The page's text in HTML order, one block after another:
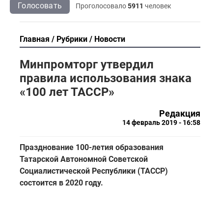
Голосовать Проголосовало5911 человек
Главная Рубрики Новости
Минпромторг утвердил
правила использования знака
«100 лет ТАССР»
Редакция
14 февраль 2019 - 16:58
Празднование 100-летия образования
Татарской Автономной Советской
Социалистической Республики (ТАССР)
состоится в 2020 году.